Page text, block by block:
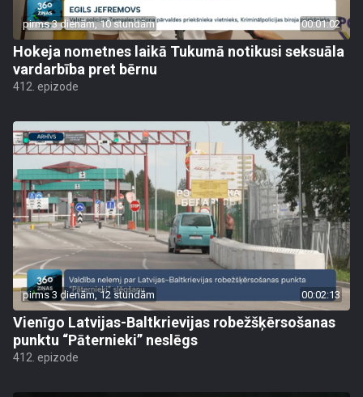
pirms 3 dienām, 10 stundām 00:01:02
Hokeja nometnes laikā Tukumā notikusi seksuāla
vardarbība pret bērnu
412. epizode
pirms 3 dienām, 12 stundām 00:02:13
Vienīgo Latvijas-Baltkrievijas robežšķērsošanas
punktu “Pāternieki” neslēgs
412. epizode